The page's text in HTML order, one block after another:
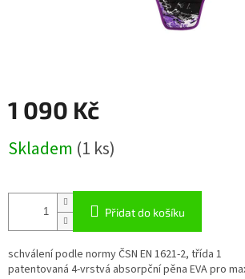
1 090 Kč
cena:
Skladem (1 ks)
Přidat do košíku
schválení podle normy ČSN EN 1621-2, třída 1
patentovaná 4-vrstvá absorpční pěna EVA pro